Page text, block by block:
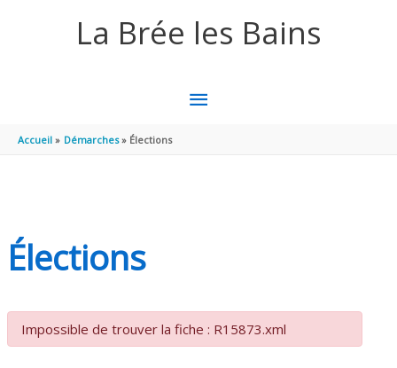
La Brée les Bains
MENU
Accueil Démarches Élections
Élections
Impossible de trouver la fiche : R15873.xml